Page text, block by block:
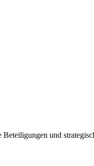
und